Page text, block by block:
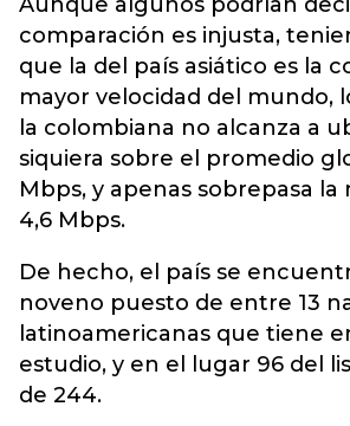
comparación es injusta,
que la del país asiático es la
mayor velocidad del mundo,
la colombiana no alcanza a
siquiera sobre el promedio
Mbps, y apenas sobrepasa la
4,6 Mbps.
De hecho, el país se
noveno puesto de entre 13
latinoamericanas que tiene
estudio, y en el lugar 96 del
de 244.